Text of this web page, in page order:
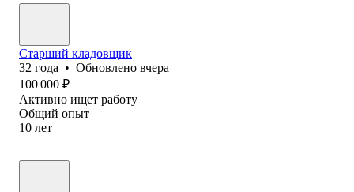
Старший кладовщик
32 года • Обновлено вчера
100 000 ₽
Активно ищет работу
Общий опыт
10 лет